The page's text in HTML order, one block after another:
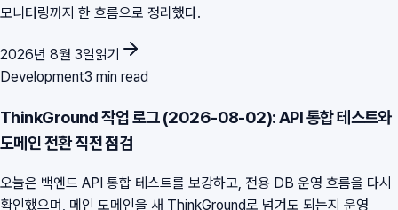
모니터링까지 한 흐름으로 정리했다.
2026년 8월 3일읽기
Development3 min read
ThinkGround 작업 로그 (2026-08-02): API 통합 테스트와
도메인 전환 직전 점검
오늘은 백엔드 API 통합 테스트를 보강하고, 전용 DB 운영 흐름을 다시
확인했으며, 메인 도메인을 새 ThinkGround로 넘겨도 되는지 운영